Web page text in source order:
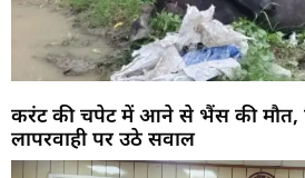
करंट की चपेट में आने से भैंस की मौत,
लापरवाही पर उठे सवाल